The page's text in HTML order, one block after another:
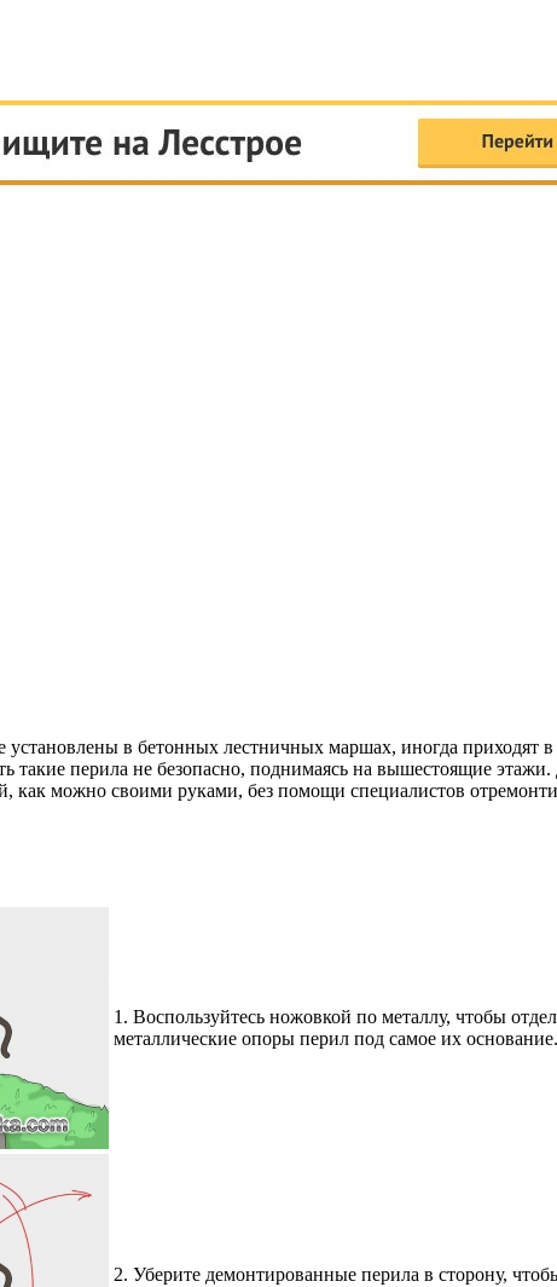
в бетонных лестничных маршах, иногда приходят
такие перила не безопасно, поднимаясь на вышестоящие
как можно своими руками, без помощи специалистов
1. Воспользуйтесь ножовкой по металлу, чтобы
металлические опоры перил под самое их основание.
2. Уберите демонтированные перила в сторону,